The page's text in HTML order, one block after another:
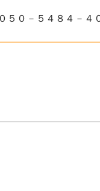
５０－５４８４－４